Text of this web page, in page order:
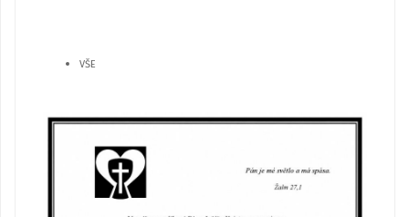
VŠE